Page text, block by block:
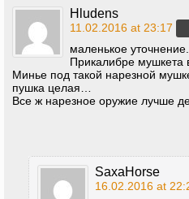
Hludens
11.02.2016 at 23:17
маленькое уточнение.
Прикалибре
Минье под такой нарезной
пушка целая…
Все ж нарезное оружие лучше
SaxaHorse
16.02.2016 at